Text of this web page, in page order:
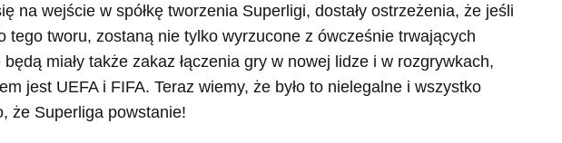
na wejście w spółkę tworzenia Superligi, dostały ostrzeżenia, że jeśli
tego tworu, zostaną nie tylko wyrzucone z ówcześnie trwających
miały także zakaz łączenia gry w nowej lidze i w rozgrywkach,
jest UEFA i FIFA. Teraz wiemy, że było to nielegalne i wszystko
że Superliga powstanie!